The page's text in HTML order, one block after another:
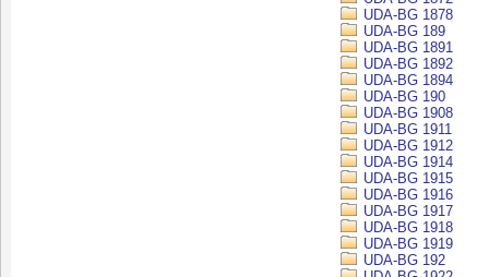
UDA-BG 1878
UDA-BG 189
UDA-BG 1891
UDA-BG 1892
UDA-BG 1894
UDA-BG 190
UDA-BG 1908
UDA-BG 1911
UDA-BG 1912
UDA-BG 1914
UDA-BG 1915
UDA-BG 1916
UDA-BG 1917
UDA-BG 1918
UDA-BG 1919
UDA-BG 192